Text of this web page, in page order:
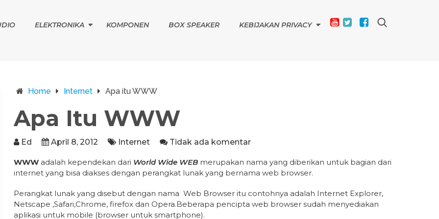
ELEKTRONIKA KOMPONEN BOX SPEAKER KEBIJAKAN PRIVACY
Home Internet Apa itu WWW
Apa Itu WWW
Ed April 8, 2012 Internet Tidak ada komentar
WWW adalah kependekan dari World Wide WEB merupakan nama yang diberikan untuk bagian dari
internet yang bisa diakses dengan perangkat lunak yang bernama web browser.
Perangkat lunak yang disebut dengan nama Web Browser itu contohnya adalah Internet Explorer,
Netscape ,Safari,Chrome, firefox dan Opera.Beberapa pencipta web browser sudah menyediakan
aplikasi untuk mobile (browser untuk smartphone).